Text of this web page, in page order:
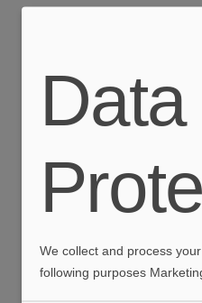
I clienti che
questo,
Data
We collect and process
following purposes